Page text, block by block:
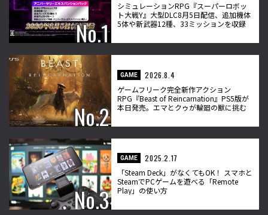
シミュレーションRPG『スーパーロボッ
ト大戦Y』大型DLC8月5日配信、追加機体
5体や新武器12種、33ミッションを収録
GAME
2026.8.4
ゲームフリーク完全新作アクション
RPG『Beast of Reincarnation』PS5版が
本日発売。エマとクゥが輪廻の獣に挑む
GAME
2025.2.17
「Steam Deck」がなくてもOK！ スマホと
SteamでPCゲームを遊べる「Remote
Play」の使い方